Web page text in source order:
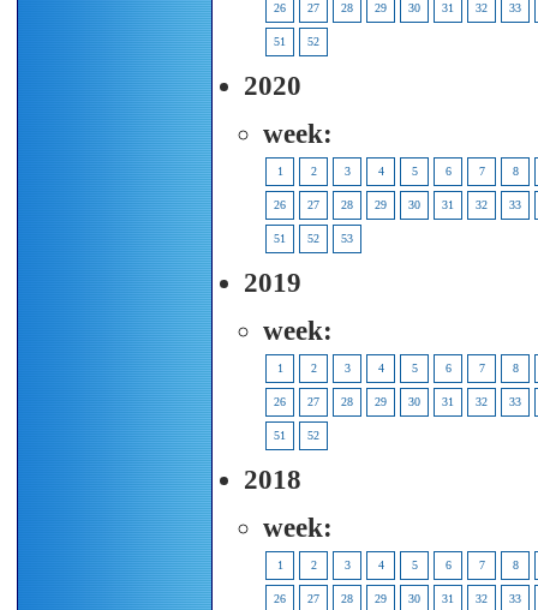
26 27 28 29 30 31 32 33
51 52
2020
week:
1 2 3 4 5 6 7 8
26 27 28 29 30 31 32 33
51 52 53
2019
week:
1 2 3 4 5 6 7 8
26 27 28 29 30 31 32 33
51 52
2018
week:
1 2 3 4 5 6 7 8
26 27 28 29 30 31 32 33